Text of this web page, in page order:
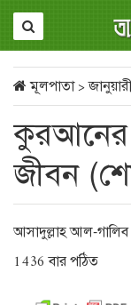
মূলপাতা>
জীবন
আসাদুল্লাহ আল-গালিব
1436 বার পঠিত